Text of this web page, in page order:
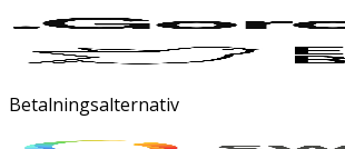
Betalningsalternativ